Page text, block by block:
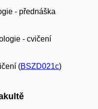
- přednáška
- cvičení
(BSZD021c)